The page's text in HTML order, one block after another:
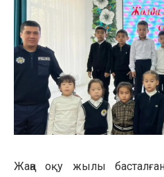
Жаңа оқу жылы